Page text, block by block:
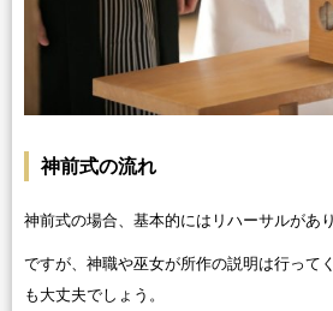
神前式の流れ
神前式の場合、基本的にはリハーサルがあ
ですが、神職や巫女が所作の説明は行って
も大丈夫でしょう。